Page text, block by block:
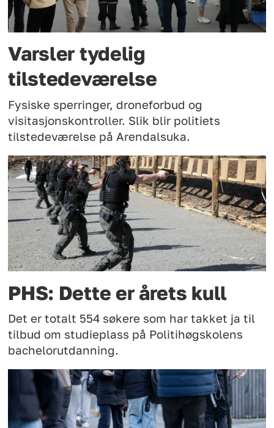
Varsler tydelig
tilstedeværelse
Fysiske sperringer, droneforbud og
visitasjonskontroller. Slik blir politiets
tilstedeværelse på Arendalsuka.
PHS: Dette er årets kull
Det er totalt 554 søkere som har takket ja til
tilbud om studieplass på Politihøgskolens
bachelorutdanning.